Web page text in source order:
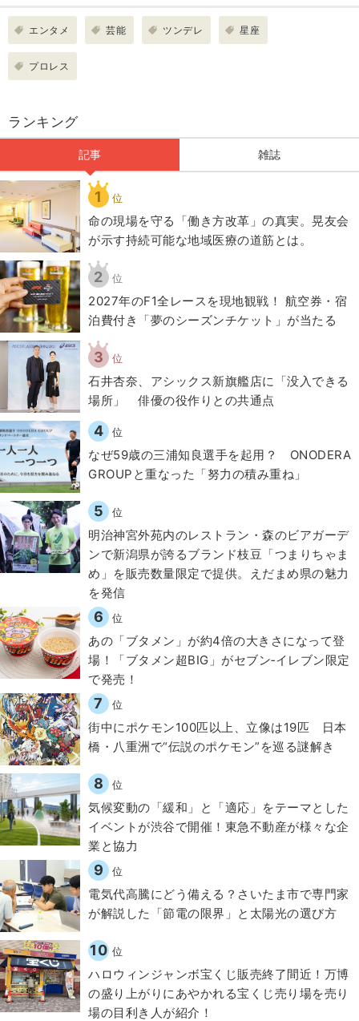
エンタメ 芸能 ツンデレ 星座
プロレス
ランキング
記事 雑誌
1 位
​命の現場を守る「働き方改革」の真実。晃友会
が示す持続可能な地域医療の道筋とは。
2 位
2027年のF1全レースを現地観戦！ 航空券・宿
泊費付き「夢のシーズンチケット」が当たる
3 位
石井杏奈、アシックス新旗艦店に「没入できる
場所」 俳優の役作りとの共通点
4 位
なぜ59歳の三浦知良選手を起用？ ONODERA
GROUPと重なった「努力の積み重ね」
5 位
明治神宮外苑内のレストラン・森のビアガーデ
ンで新潟県が誇るブランド枝豆「つまりちゃま
め」を販売数量限定で提供。えだまめ県の魅力
を発信
6 位
あの「ブタメン」が約4倍の大きさになって登
場！「ブタメン超BIG」がセブン‐イレブン限定
で発売！
7 位
街中にポケモン100匹以上、立像は19匹 日本
橋・八重洲で“伝説のポケモン”を巡る謎解き
8 位
気候変動の「緩和」と「適応」をテーマとした
イベントが渋谷で開催！東急不動産が様々な企
業と協力
9 位
電気代高騰にどう備える？さいたま市で専門家
が解説した「節電の限界」と太陽光の選び方
10 位
ハロウィンジャンボ宝くじ販売終了間近！万博
の盛り上がりにあやかれる宝くじ売り場を売り
場の目利き人が紹介！